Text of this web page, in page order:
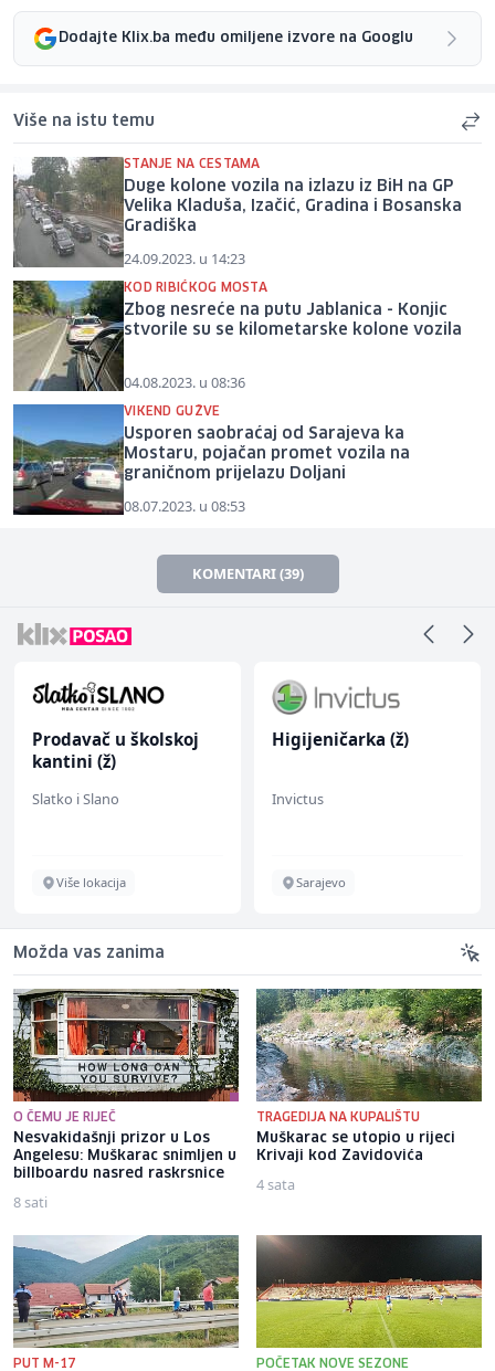
Dodajte Klix.ba među omiljene izvore na Googlu
Više na istu temu
STANJE NA CESTAMA
Duge kolone vozila na izlazu iz BiH na GP
Velika Kladuša, Izačić, Gradina i Bosanska
Gradiška
24.09.2023. u 14:23
KOD RIBIĆKOG MOSTA
Zbog nesreće na putu Jablanica - Konjic
stvorile su se kilometarske kolone vozila
04.08.2023. u 08:36
VIKEND GUŽVE
Usporen saobraćaj od Sarajeva ka
Mostaru, pojačan promet vozila na
graničnom prijelazu Doljani
08.07.2023. u 08:53
KOMENTARI (39)
Prodavač u školskoj
kantini (ž)
Slatko i Slano
Više lokacija
Higijeničarka (ž)
Invictus
Sarajevo
Možda vas zanima
O ČEMU JE RIJEČ
Nesvakidašnji prizor u Los
Angelesu: Muškarac snimljen u
billboardu nasred raskrsnice
8 sati
TRAGEDIJA NA KUPALIŠTU
Muškarac se utopio u rijeci
Krivaji kod Zavidovića
4 sata
PUT M-17 POČETAK NOVE SEZONE